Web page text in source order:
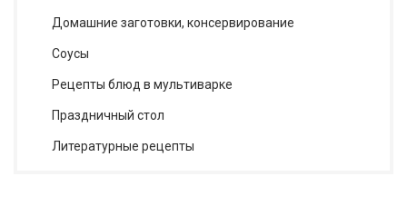
Домашние заготовки, консервирование
Соусы
Рецепты блюд в мультиварке
Праздничный стол
Литературные рецепты